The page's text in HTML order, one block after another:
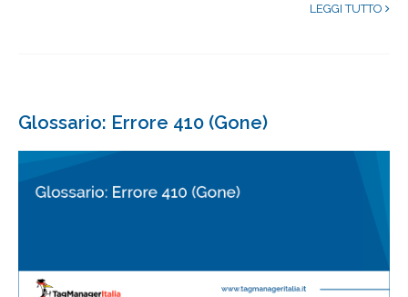
LEGGI TUTTO
Glossario: Errore 410 (Gone)